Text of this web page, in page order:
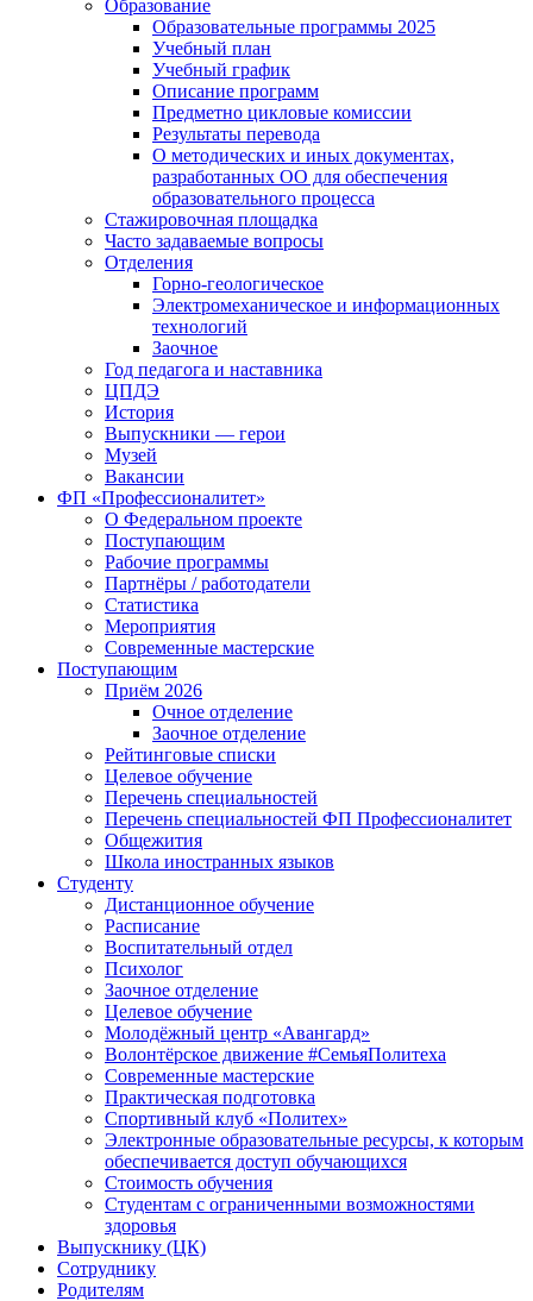
Образование
Образовательные программы 2025
Учебный план
Учебный график
Описание программ
Предметно цикловые комиссии
Результаты перевода
О методических и иных документах,
разработанных ОО для обеспечения
образовательного процесса
Стажировочная площадка
Часто задаваемые вопросы
Отделения
Горно-геологическое
Электромеханическое и информационных
технологий
Заочное
Год педагога и наставника
ЦПДЭ
История
Выпускники — герои
Музей
Вакансии
ФП «Профессионалитет»
О Федеральном проекте
Поступающим
Рабочие программы
Партнёры / работодатели
Статистика
Мероприятия
Современные мастерские
Поступающим
Приём 2026
Очное отделение
Заочное отделение
Рейтинговые списки
Целевое обучение
Перечень специальностей
Перечень специальностей ФП Профессионалитет
Общежития
Школа иностранных языков
Студенту
Дистанционное обучение
Расписание
Воспитательный отдел
Психолог
Заочное отделение
Целевое обучение
Молодёжный центр «Авангард»
Волонтёрское движение #СемьяПолитеха
Современные мастерские
Практическая подготовка
Спортивный клуб «Политех»
Электронные образовательные ресурсы, к которым
обеспечивается доступ обучающихся
Стоимость обучения
Студентам с ограниченными возможностями
здоровья
Выпускнику (ЦК)
Сотруднику
Родителям